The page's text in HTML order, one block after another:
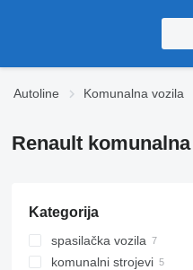
Autoline Komunalna vozila
Renault
Kategorija
spasilačka vozila
vatrogasna vozila
komunalni strojevi